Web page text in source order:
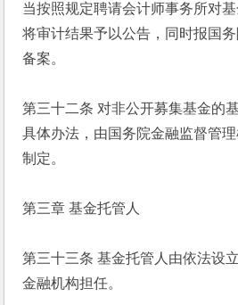
当按照规定聘请会计师事务所对
将审计结果予以公告，同时报国
备案。
第三十二条 对非公开募集基金的
具体办法，由国务院金融监督管
制定。
第三章 基金托管人
第三十三条 基金托管人由依法设
金融机构担任。